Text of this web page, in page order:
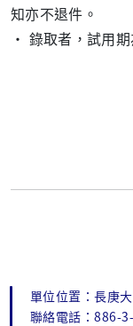
知亦不退件。
• 錄取者，試用期
單位位置：長庚
聯絡電話：886-